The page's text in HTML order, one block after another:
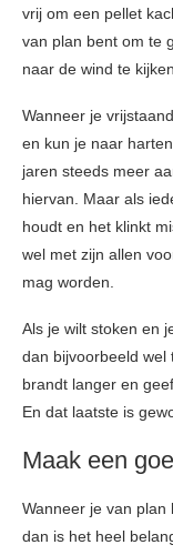
vrij om een pellet
van plan bent om te
naar de wind te
Wanneer je
en kun je naar
jaren steeds meer
hiervan. Maar als
houdt en het klinkt
wel met zijn allen
mag worden.
Als je wilt stoken en
dan bijvoorbeeld wel
brandt langer en
En dat laatste is
Maak een
Wanneer je van plan
dan is het heel